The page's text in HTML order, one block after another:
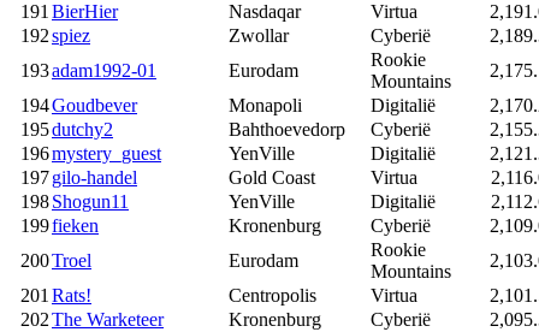
191BierHier Nasdaqar Virtua
192spiez Zwollar Cyberië
193adam1992-01 Eurodam
Rookie
Mountains
194Goudbever Monapoli Digitalië
195dutchy2 Bahthoevedorp Cyberië
196mystery_guest YenVille Digitalië
197gilo-handel Gold Coast Virtua
198Shogun11 YenVille Digitalië
199fieken Kronenburg Cyberië
200Troel Eurodam
Rookie
Mountains
201Rats! Centropolis Virtua
202The Warketeer Kronenburg Cyberië